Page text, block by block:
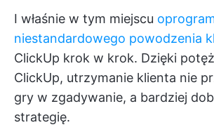
I właśnie w tym miejscu
niestandardowego powodzenia
ClickUp krok w krok. Dzięki
ClickUp, utrzymanie klienta nie
gry w zgadywanie, a bardziej
strategię.